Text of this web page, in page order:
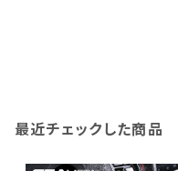
最近チェックした商品